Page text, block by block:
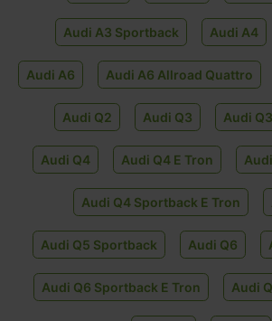
Audi A3 Sportback Audi A4
Audi A6 Audi A6 Allroad Quattro
Audi Q2 Audi Q3 Audi
Audi Q4 Audi Q4 E Tron
Audi Q4 Sportback E Tron
Audi Q5 Sportback Audi Q6
Audi Q6 Sportback E Tron Audi